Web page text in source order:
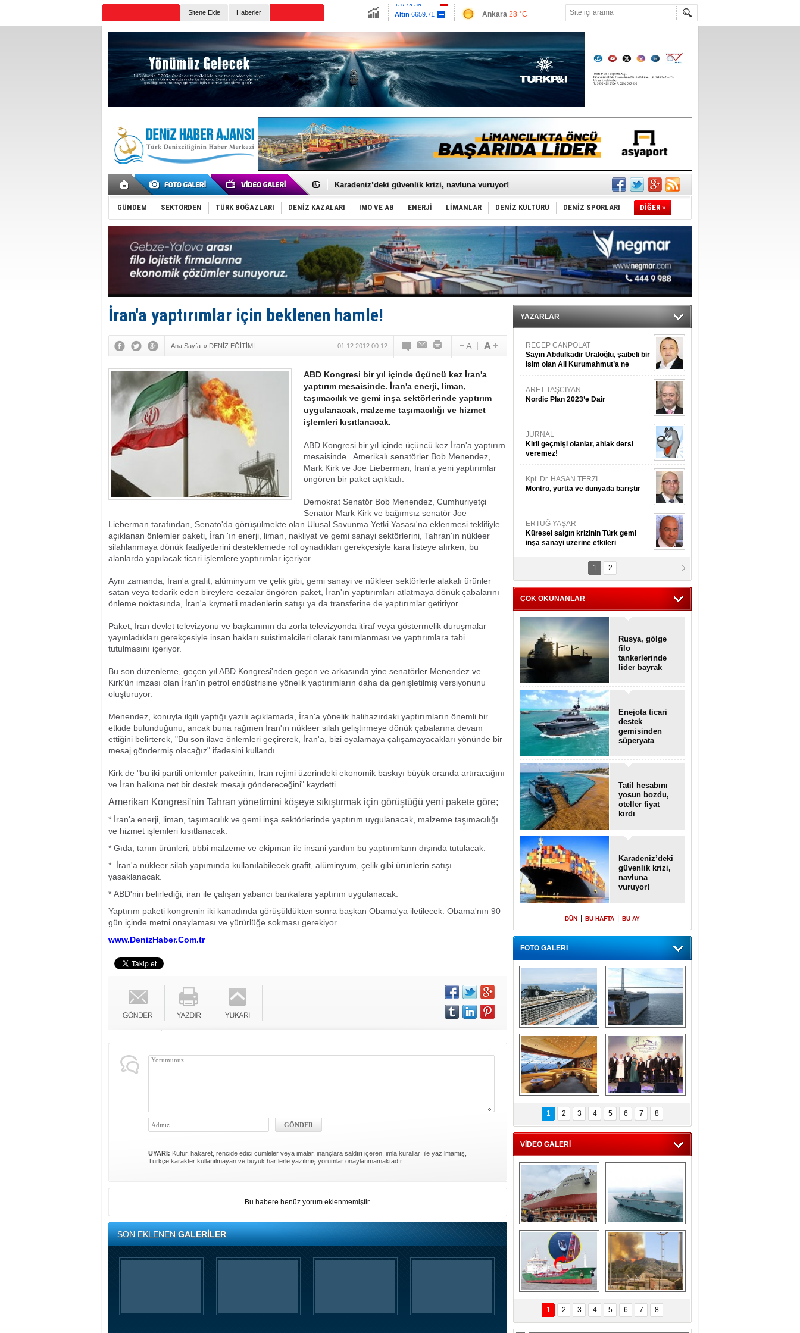
Sitene Ekle Haberler
Altın 6659.71
Euro55.1258
Ankara 28 °C
Antalya35 °C
Muğla 29 °C
Çanakkale 29 °C
Yakıt barcı filosuna 2 yeni gemi katıldı
Karadeniz’deki güvenlik krizi, navluna vuruyor!
Tatil hesabını yosun bozdu, oteller fiyat kırdı
Rusya, gölge filo tankerlerinde lider bayrak konumunda
Enejota ticari destek gemisinden süperyata dönüştürüldü
Denizcilik sektörü, Alsancak Limanı’ndan memnun
Türkiye’den Karadeniz'deki gemicilik faaliyetlerine kısıtlama!
‘14. Olympos Regatta’ başlıyor
Taksi Botlar, 50 yıldır Marmaris’in mavi sularında
TÜRKLİM Başkanı Hamdi Erçelik’ten ‘Çözüm Anahtarı’
SOCAR da MSC Tiger’a katıldı!
Türkiye'nin ‘Denizcilik Gücü’!
Dünyanın en tehlikeli yosunu: Yüz binlerce canlıyı öldürmüş
Hürmüz’de bekleyen gemiler biyolojik bombaya dönüşüyor
GÜNDEM SEKTÖRDEN TÜRK BOĞAZLARI DENİZ KAZALARI IMO VE AB ENERJİ LİMANLAR DENİZ KÜLTÜRÜ DENİZ SPORLARI DİĞER »
İran'a yaptırımlar için beklenen hamle!
Ana Sayfa » DENİZ EĞİTİMİ 01.12.2012 00:12
ABD Kongresi bir yıl içinde üçüncü kez İran'a
yaptırım mesaisinde. İran'a enerji, liman,
taşımacılık ve gemi inşa sektörlerinde yaptırım
uygulanacak, malzeme taşımacılığı ve hizmet
işlemleri kısıtlanacak.
ABD Kongresi bir yıl içinde üçüncü kez İran'a yaptırım
mesaisinde.
Amerikalı senatörler Bob Menendez,
Mark Kirk ve Joe Lieberman, İran'a yeni yaptırımlar
öngören bir paket açıkladı.
Demokrat Senatör Bob Menendez, Cumhuriyetçi
Senatör Mark Kirk ve bağımsız senatör Joe
Lieberman tarafından, Senato'da görüşülmekte olan Ulusal Savunma Yetki Yasası'na eklenmesi teklifiyle
açıklanan önlemler paketi, İran 'ın enerji, liman, nakliyat ve gemi sanayi sektörlerini, Tahran'ın nükleer
silahlanmaya dönük faaliyetlerini desteklemede rol oynadıkları gerekçesiyle kara listeye alırken, bu
alanlarda yapılacak ticari işlemlere yaptırımlar içeriyor.
Aynı zamanda, İran'a grafit, alüminyum ve çelik gibi, gemi sanayi ve nükleer sektörlerle alakalı ürünler
satan veya tedarik eden bireylere cezalar öngören paket, İran'ın yaptırımları atlatmaya dönük çabalarını
önleme noktasında, İran'a kıymetli madenlerin satışı ya da transferine de yaptırımlar getiriyor.
Paket, İran devlet televizyonu ve başkanının da zorla televizyonda itiraf veya göstermelik duruşmalar
yayınladıkları gerekçesiyle insan hakları suistimalcileri olarak tanımlanması ve yaptırımlara tabi
tutulmasını içeriyor.
Bu son düzenleme, geçen yıl ABD Kongresi'nden geçen ve arkasında yine senatörler Menendez ve
Kirk'ün imzası olan İran'ın petrol endüstrisine yönelik yaptırımların daha da genişletilmiş versiyonunu
oluşturuyor.
Menendez, konuyla ilgili yaptığı yazılı açıklamada, İran'a yönelik halihazırdaki yaptırımların önemli bir
etkide bulunduğunu, ancak buna rağmen İran'ın nükleer silah geliştirmeye dönük çabalarına devam
ettiğini belirterek, "Bu son ilave önlemleri geçirerek, İran'a, bizi oyalamaya çalışamayacakları yönünde bir
mesaj göndermiş olacağız" ifadesini kullandı.
Kirk de "bu iki partili önlemler paketinin, İran rejimi üzerindeki ekonomik baskıyı büyük oranda artıracağını
ve İran halkına net bir destek mesajı göndereceğini" kaydetti.
Amerikan Kongresi'nin Tahran yönetimini köşeye sıkıştırmak için görüştüğü yeni pakete göre;
* İran'a enerji, liman, taşımacılık ve gemi inşa sektörlerinde yaptırım uygulanacak, malzeme taşımacılığı
ve hizmet işlemleri kısıtlanacak.
* Gıda, tarım ürünleri, tıbbi malzeme ve ekipman ile insani yardım bu yaptırımların dışında tutulacak.
* İran'a nükleer silah yapımında kullanılabilecek grafit, alüminyum, çelik gibi ürünlerin satışı
yasaklanacak.
* ABD'nin belirlediği, iran ile çalışan yabancı bankalara yaptırım uygulanacak.
Yaptırım paketi kongrenin iki kanadında görüşüldükten sonra başkan Obama'ya iletilecek. Obama'nın 90
gün içinde metni onaylaması ve yürürlüğe sokması gerekiyor.
www.DenizHaber.Com.tr
UYARI: Küfür, hakaret, rencide edici cümleler veya imalar, inançlara saldırı içeren, imla kuralları ile yazılmamış,
Türkçe karakter kullanılmayan ve büyük harflerle yazılmış yorumlar onaylanmamaktadır.
Bu habere henüz yorum eklenmemiştir.
SON EKLENENGALERİLER
YAZARLAR
RECEP CANPOLAT
Sayın Abdulkadir Uraloğlu, şaibeli bir
isim olan Ali Kurumahmut’a ne
danışıyorsunuz?
ARET TAŞCIYAN
Nordic Plan 2023’e Dair
JURNAL
Kirli geçmişi olanlar, ahlak dersi
veremez!
Kpt. Dr. HASAN TERZİ
Montrö, yurtta ve dünyada barıştır
ERTUĞ YAŞAR
Küresel salgın krizinin Türk gemi
inşa sanayi üzerine etkileri
Kpt. MESUT AZMİ GÖKSOY
ithafen...
1 2
ÇOK OKUNANLAR
Rusya, gölge
filo
tankerlerinde
lider bayrak
Enejota ticari
destek
gemisinden
süperyata
Tatil hesabını
yosun bozdu,
oteller fiyat
kırdı
Karadeniz’deki
güvenlik krizi,
navluna
vuruyor!
DÜN BU HAFTA BU AY
FOTO GALERİ
“Gemi içinde gemi”
konsepti ile MSC
Splendida
Dünyada tek!
Denizaltı yüzer
havuzu intikal
seyrine başladı
MSC'den 55 milyon
euroluk turizm geliri
müjdesi
5. Bosphorus Ship
Brokers Dinner,
İstanbul’da yapıldı
1 2 3 4 5 6 7 8
VİDEO GALERİ
Çeksan Tersanesi,
Başaran Bayrak
tankerini suya
indirdi
TCG Anadolu,
tersane teknik
seyrini tamamladı
Göçmenlerin
imdadına Türk
sahipli MINA DENIZ
yetişti
Milas’taki yangın
yeniden termik
santrallere doğru
ilerliyor
1 2 3 4 5 6 7 8